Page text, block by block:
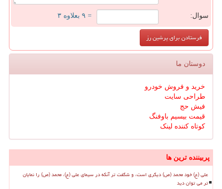
سوال: = ۹ بعلاوه ۳
دوستان ما
خرید و فروش خودرو
طراحی سایت
فیش حج
قیمت بیسیم باوفنگ
کوتاه کننده لینک
پربیننده ترین ها
علی (ع) خود محمد (ص) دیگری است، و شگفت تر آنکه در سیمای علی (ع)، محمد (ص) را نمایان
تر می توان دید